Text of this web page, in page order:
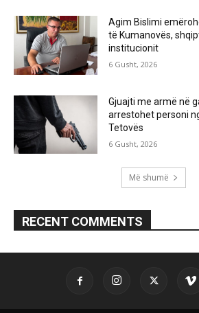
Agim Bislimi
të Kumanovës,
institucionit
6 Gusht, 2026
Gjuajti me armë në
arrestohet personi
Tetovës
6 Gusht, 2026
Më shumë
RECENT COMMENTS